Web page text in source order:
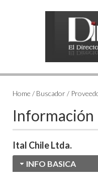
Home / Buscador /
Ital Chile Ltda.
INFO BASICA